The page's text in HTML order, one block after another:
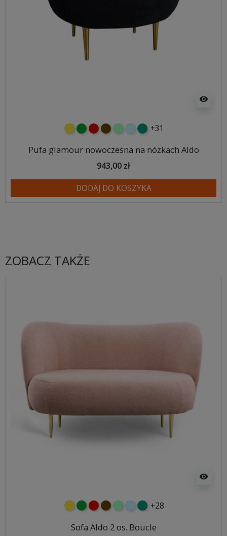
visibility
żółtyzielonyczerwony
czekoladowy
miętowybłękitny
turkusowy
+31
Pufa glamour nowoczesna na nóżkach Aldo
943,00 zł
DODAJ DO KOSZYKA
ZOBACZ TAKŻE
visibility
żółtyzielonyczerwony
czekoladowy
miętowybłękitny
turkusowy
+28
Sofa Aldo 2 os. Boucle